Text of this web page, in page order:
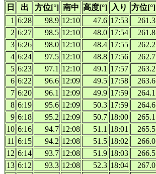
日
出 方位[°] 南中 高度[°] 入り
方位[°]
1 6:28 98.9 12:10 47.6 17:53
261.3
2 6:27 98.5 12:10 48.0 17:54
261.8
3 6:26 98.0 12:10 48.4 17:55
262.2
4 6:24 97.5 12:10 48.8 17:56
262.7
5 6:23 97.1 12:10 49.1 17:57
263.2
6 6:22 96.6 12:09 49.5 17:58
263.6
7 6:20 96.1 12:09 49.9 17:59
264.1
8 6:19 95.6 12:09 50.3 17:59
264.6
9 6:18 95.2 12:09 50.7 18:00
265.1
10 6:16 94.7 12:08 51.1 18:01
265.5
11 6:15 94.2 12:08 51.5 18:02
266.0
12 6:14 93.7 12:08 51.9 18:03
266.5
13 6:12 93.3 12:08 52.3 18:04
267.0